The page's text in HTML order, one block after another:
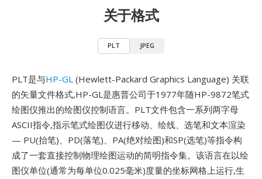
关于格式
PLT JPEG
PLT是与HP-GL (Hewlett-Packard Graphics Language) 关联
的矢量文件格式,HP-GL是惠普公司于1977年随HP-9872笔式
绘图仪推出的绘图仪控制语言。PLT文件包含一系列两字母
ASCII指令,指示笔式绘图仪进行移动、绘线、选笔和文本渲染
— PU(抬笔)、PD(落笔)、PA(绝对绘图)和SP(选笔)等指令构
成了一套直接控制物理绘图运动的简明指令集。该语言在以绘
图仪单位(通常为每单位0.025毫米)度量的坐标网格上运行,生